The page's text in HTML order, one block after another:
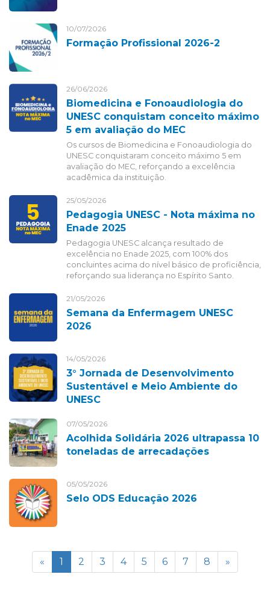
10/07/2026
Formação Profissional 2026-2
26/06/2026
Biomedicina e Fonoaudiologia do
UNESC conquistam conceito máximo
5 em avaliação do MEC
Os cursos de Biomedicina e Fonoaudiologia do
UNESC conquistaram conceito máximo 5 em
avaliação do MEC, reforçando a excelência
acadêmica da instituição.
25/05/2026
Pedagogia UNESC - Nota máxima no
Enade 2025
Pedagogia UNESC alcança resultado de
excelência no Enade 2025, com 100% dos
concluintes acima do nível básico de proficiência,
reforçando sua liderança no Espírito Santo.
21/05/2026
Semana da Enfermagem UNESC
2026
14/05/2026
3° Jornada de Desenvolvimento
Sustentável e Meio Ambiente do
UNESC
07/05/2026
Acolhida Solidária 2026 ultrapassa 10
toneladas de arrecadações
05/05/2026
Selo ODS Educação 2026
« 1 2 3 4 5 6 7 8 »